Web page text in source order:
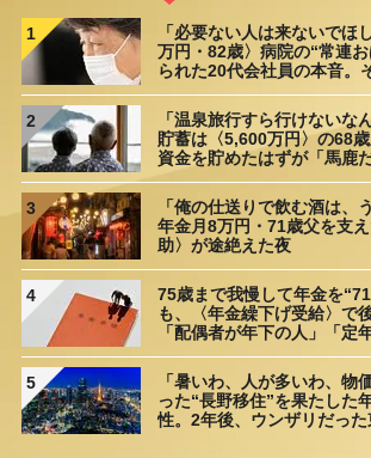
1
「必要ない人は来ないで
万円・82歳〉病院の“常連
られた20代会社員の本音。
2
「温泉旅行すら行けない
貯蓄は〈5,600万円〉の68
資金を貯めたはずが「馬鹿
3
「俺の仕送りで飲む酒は
年金月8万円・71歳父を支
助〉が途絶えた夜
4
75歳まで我慢して年金を
も、〈年金繰下げ受給〉で
「配偶者が年下の人」「定
5
「暑いわ、人が多いわ、
った“長野移住”を果たした
性。2年後、ウンザリだっ